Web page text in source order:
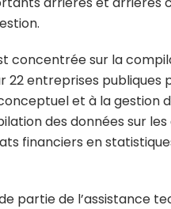
concentrée sur la
entreprises publiques
et à la gestion
des données sur
financiers en
partie de l’assistance